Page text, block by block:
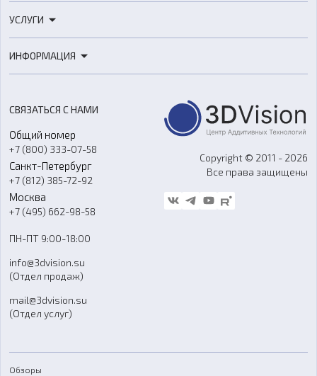
3D-сканеры
Расходные материалы
Оборудование и материалы для вакуумного литья
Аксессуары и прочее оборудование
Программное обеспечение
УСЛУГИ
3D-моделирование
Ремонт и услуги
ИНФОРМАЦИЯ
О компании
Контакты
Гос. закупки
Стать дилером
Блог
FAQ
СВЯЗАТЬСЯ С НАМИ
Общий номер
+7 (800) 333-07-58
Санкт-Петербург
+7 (812) 385-72-92
Москва
+7 (495) 662-98-58
ПН-ПТ 9:00-18:00
info@3dvision.su
(Отдел продаж)
mail@3dvision.su
(Отдел услуг)
Copyright © 2011 - 2026
Все права защищены
Обзоры